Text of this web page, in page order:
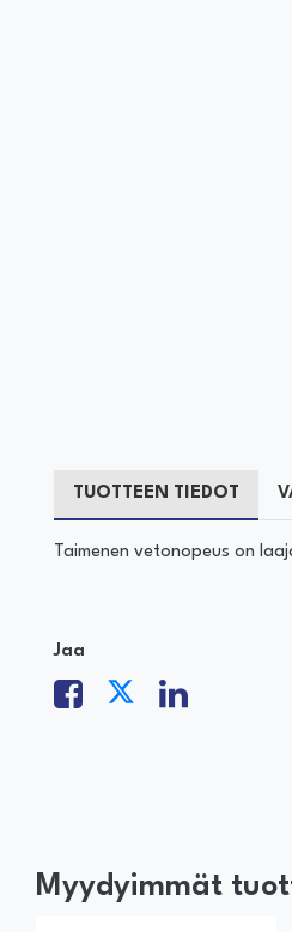
TUOTTEEN TIEDOT
Taimenen vetonopeus on
Jaa
Myydyimmät